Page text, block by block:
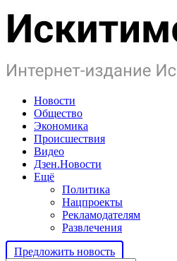
Новости
Общество
Экономика
Происшествия
Видео
Дзен.Новости
Ещё
Политика
Нацпроекты
Рекламодателям
Развлечения
Предложить новость